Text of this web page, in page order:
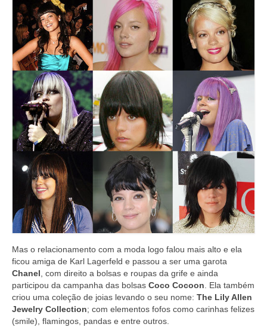
Mas o relacionamento com a moda logo falou mais alto e ela
ficou amiga de Karl Lagerfeld e passou a ser uma garota
Chanel, com direito a bolsas e roupas da grife e ainda
participou da campanha das bolsas Coco Cocoon. Ela também
criou uma coleção de joias levando o seu nome: The Lily Allen
Jewelry Collection; com elementos fofos como carinhas felizes
(smile), flamingos, pandas e entre outros.